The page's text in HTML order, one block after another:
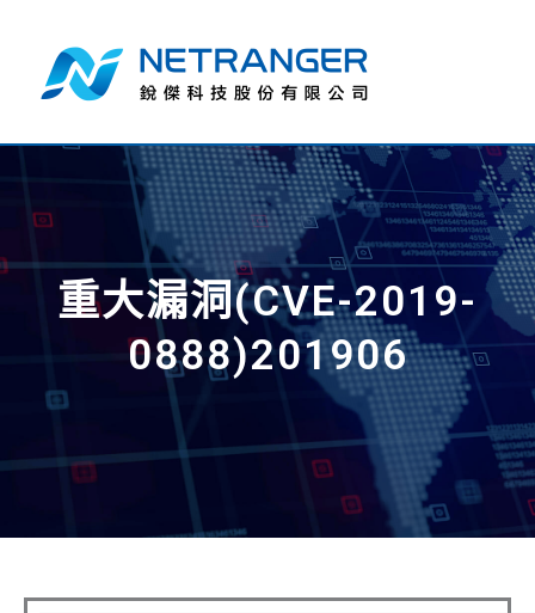
重大漏洞(CVE-2019-
0888)201906